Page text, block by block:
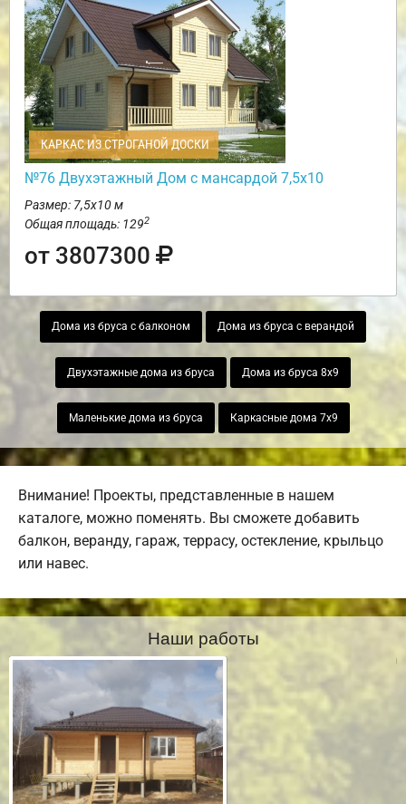
КАРКАС ИЗ СТРОГАНОЙ ДОСКИ
№76 Двухэтажный Дом с мансардой 7,5х10
Размер: 7,5х10 м
Общая площадь: 1292
от 3807300
Дома из бруса с балконом Дома из бруса с верандой
Двухэтажные дома из бруса Дома из бруса 8х9
Маленькие дома из бруса Каркасные дома 7х9
Внимание! Проекты, представленные в нашем
каталоге, можно поменять. Вы сможете добавить
балкон, веранду, гараж, террасу, остекление, крыльцо
или навес.
Наши работы